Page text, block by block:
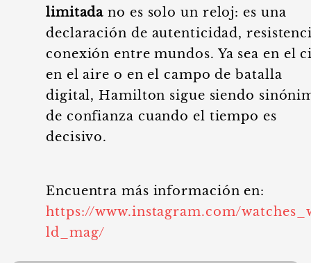
limitada no es solo un reloj: es una
declaración de autenticidad,
conexión entre mundos. Ya sea en el
en el aire o en el campo de batalla
digital, Hamilton sigue siendo
de confianza cuando el tiempo es
decisivo.
Encuentra más información en:
https://www.instagram.com/
ld_mag/